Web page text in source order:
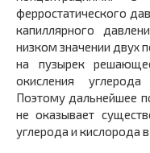
ферростатического
капиллярного
низком значении двух
на пузырек
окисления
Поэтому дальнейшее
не оказывает
углерода и кислорода